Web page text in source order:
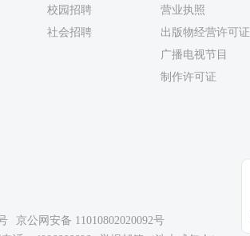
校园招聘
社会招聘
营业执照
出版物经营许可证
广播电视节目
制作许可证
京公网安备 11010802020092号